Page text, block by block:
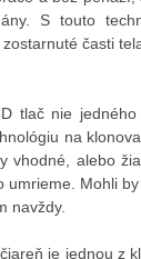
S touto
časti
tlač nie
na
vhodné, alebo
umrieme. Mohli
navždy.
je jednou z